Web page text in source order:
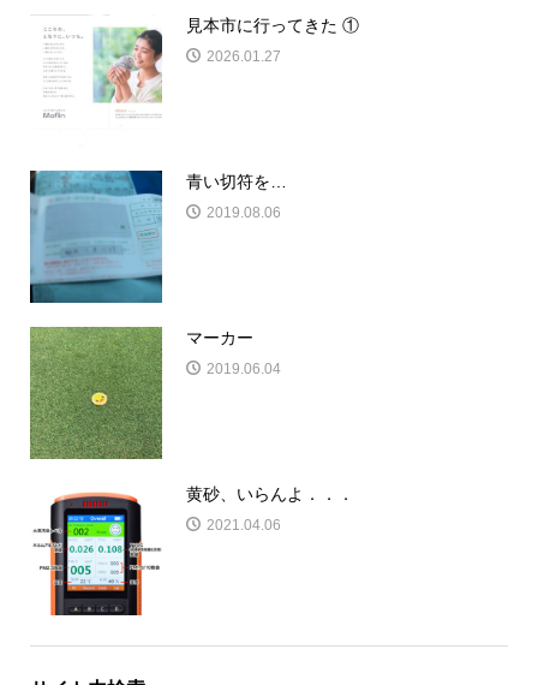
見本市に行ってきた ①
2026.01.27
青い切符を…
2019.08.06
マーカー
2019.06.04
黄砂、いらんよ．．．
2021.04.06